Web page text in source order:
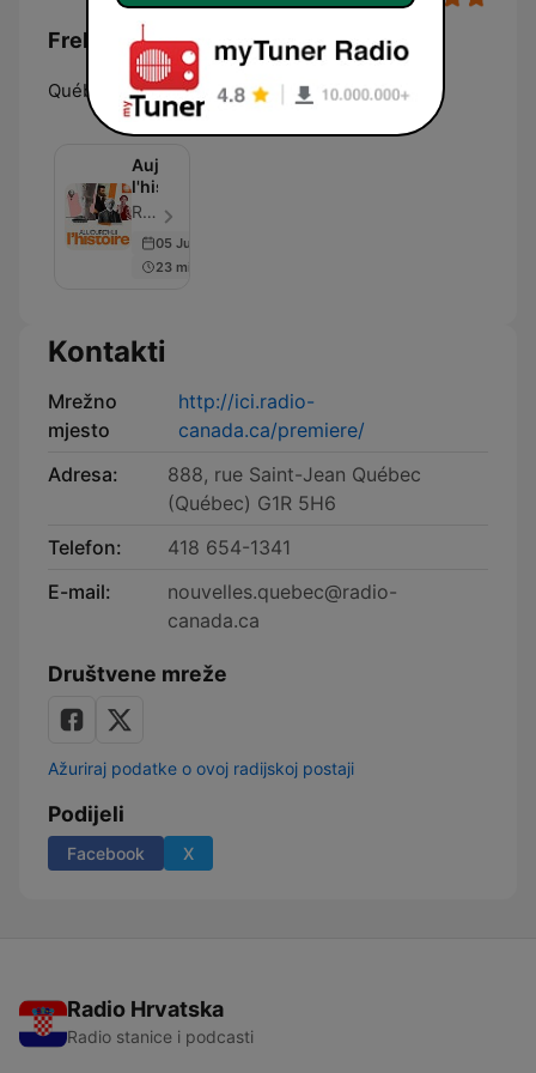
Frekvencije ICI Première Québec:
Québec: 106.3 FM
Aujourd'hui
l'histoire
Radio-Canada - Epizoda 103
05 Jun 2026
23 min
Kontakti
Mrežno
mjesto
http://ici.radio-
canada.ca/premiere/
Adresa:
888, rue Saint-Jean Québec
(Québec) G1R 5H6
Telefon:
418 654-1341
E-mail:
nouvelles.quebec@radio-
canada.ca
Društvene mreže
Ažuriraj podatke o ovoj radijskoj postaji
Podijeli
Facebook X
Radio Hrvatska
Radio stanice i podcasti